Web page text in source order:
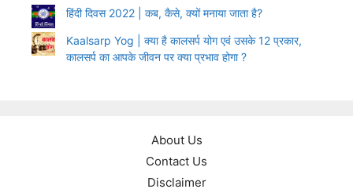
हिंदी दिवस 2022 | कब, कैसे, क्यों मनाया जाता है?
Kaalsarp Yog | क्या है कालसर्प योग एवं उसके 12 प्रकार,
कालसर्प का आपके जीवन पर क्या प्रभाव होगा ?
About Us
Contact Us
Disclaimer